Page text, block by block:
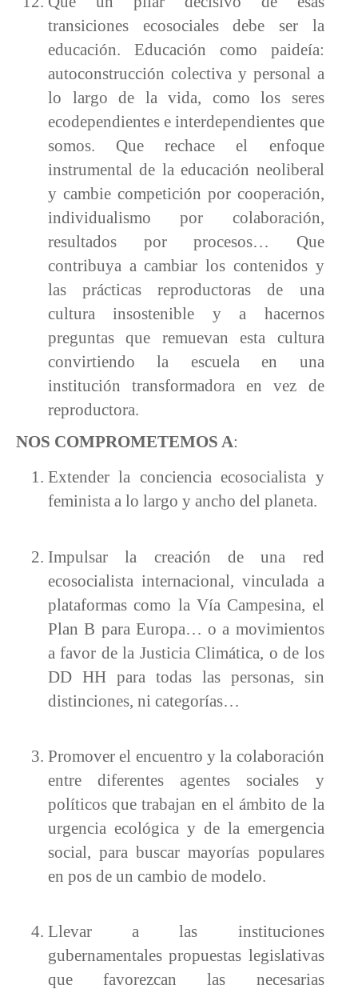
transiciones ecosociales debe ser la
educación. Educación como paideía:
autoconstrucción colectiva y personal a
lo largo de la vida, como los seres
ecodependientes e interdependientes que
somos. Que rechace el enfoque
instrumental de la educación neoliberal
y cambie competición por cooperación,
individualismo por colaboración,
resultados por procesos… Que
contribuya a cambiar los contenidos y
las prácticas reproductoras de una
cultura insostenible y a hacernos
preguntas que remuevan esta cultura
convirtiendo la escuela en una
institución transformadora en vez de
reproductora.
NOS COMPROMETEMOS A:
Extender la conciencia ecosocialista y
feminista a lo largo y ancho del planeta.
Impulsar la creación de una red
ecosocialista internacional, vinculada a
plataformas como la Vía Campesina, el
Plan B para Europa… o a movimientos
a favor de la Justicia Climática, o de los
DD HH para todas las personas, sin
distinciones, ni categorías…
Promover el encuentro y la colaboración
entre diferentes agentes sociales y
políticos que trabajan en el ámbito de la
urgencia ecológica y de la emergencia
social, para buscar mayorías populares
en pos de un cambio de modelo.
Llevar a las instituciones
gubernamentales propuestas legislativas
que favorezcan las necesarias